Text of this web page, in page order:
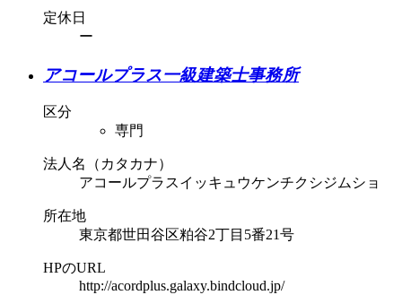
定休日
ー
アコールプラス一級建築士事務所
区分
専門
法人名（カタカナ）
アコールプラスイッキュウケンチクシジムショ
所在地
東京都世田谷区粕谷2丁目5番21号
HPのURL
http://acordplus.galaxy.bindcloud.jp/